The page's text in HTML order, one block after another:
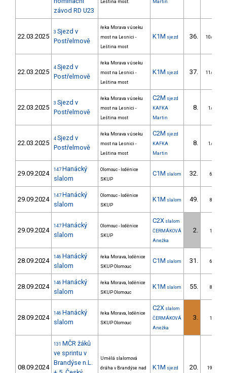
závod RD U23
Leština most.
Martin
22.03.2025
3 Sjezd v
Postřelmově
řeka Morava v úseku
most na Lesnici -
Leština most
K1M sjezd 36. 10/DM
22.03.2025
4 Sjezd v
Postřelmově
řeka Morava v úseku
most na Lesnici -
Leština most
K1M sjezd 37. 11/DM
22.03.2025
3 Sjezd v
Postřelmově
řeka Morava v úseku
most na Lesnici -
Leština most
C2M sjezd
KAFKA
Martin
8. 1/DM
22.03.2025
4 Sjezd v
Postřelmově
řeka Morava v úseku
most na Lesnici -
Leština most
C2M sjezd
KAFKA
Martin
8. 1/DM
29.09.2024 147 Hanácký
slalom
Olomouc - loděnice
SKUP
C1M slalom 32. 6/ZS
29.09.2024 147 Hanácký
slalom
Olomouc - loděnice
SKUP
K1M slalom 49. 8/ZS
29.09.2024
147 Hanácký
slalom
Olomouc - loděnice
SKUP
C2X slalom
ČERMÁKOVÁ
Anežka
2. 1/ZS
28.09.2024 146 Hanácký
slalom
řeka Morava, loděnice
SKUP Olomouc
C1M slalom 31. 6/ZS
28.09.2024 146 Hanácký
slalom
řeka Morava, loděnice
SKUP Olomouc
K1M slalom 55. 8/ZS
28.09.2024
146 Hanácký
slalom
řeka Morava, loděnice
SKUP Olomouc
C2X slalom
ČERMÁKOVÁ
Anežka
3. 1/ZS
08.09.2024
131 MČR žáků
ve sprintu v
Brandýse n.L.
Umělá slalomová
dráha v Brandýse nad
K1M sjezd 20. 19/ZS